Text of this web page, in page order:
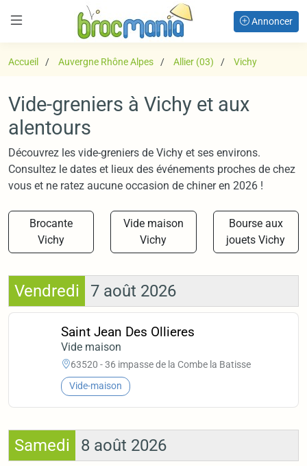
Annoncer
Accueil Auvergne Rhône Alpes Allier (03) Vichy
Vide-greniers à Vichy et aux
alentours
Découvrez les vide-greniers de Vichy et ses environs.
Consultez le dates et lieux des événements proches de chez
vous et ne ratez aucune occasion de chiner en 2026 !
Brocante
Vichy
Vide maison
Vichy
Bourse aux
jouets Vichy
Vendredi 7 août 2026
Saint Jean Des Ollieres
Vide maison
63520 - 36 impasse de la Combe la Batisse
Vide-maison
Samedi 8 août 2026